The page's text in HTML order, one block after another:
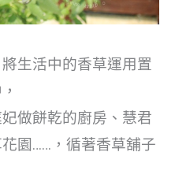
生活中的香草運用置
做餅乾的廚房、慧君
園……，循著香草舖子